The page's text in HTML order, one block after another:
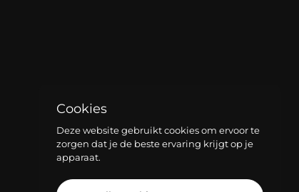
Cookies
Deze website gebruikt cookies om ervoor te
zorgen dat je de beste ervaring krijgt op je
apparaat.